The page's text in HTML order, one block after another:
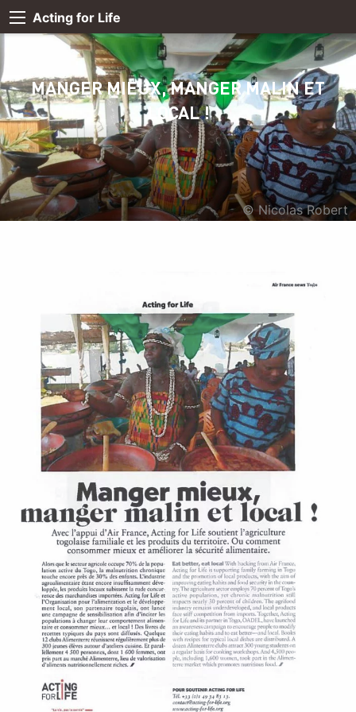
Acting for Life
© Nicolas Robert
MANGER MIEUX, MANGER MALIN ET
LOCAL !